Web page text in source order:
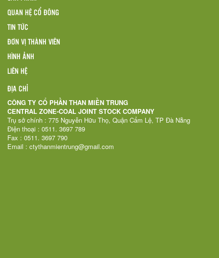
QUAN HỆ CỔ ĐÔNG
TIN TỨC
ĐƠN VỊ THÀNH VIÊN
HÌNH ẢNH
LIÊN HỆ
ĐỊA CHỈ
CÔNG TY CỔ PHẦN THAN MIỀN TRUNG
CENTRAL ZONE-COAL JOINT STOCK COMPANY
Trụ sở chính : 775 Nguyễn Hữu Thọ, Quận Cẩm Lệ, TP Đà Nẵng
Điện thoại : 0511. 3697 789
Fax : 0511. 3697 790
Email : ctythanmientrung@gmail.com